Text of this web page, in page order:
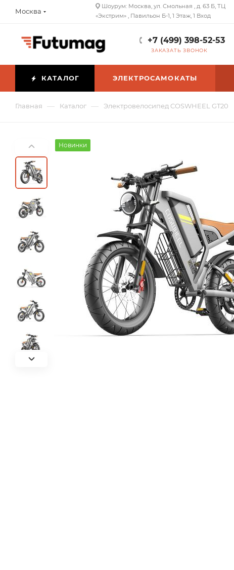
Москва
Шоурум: Москва, ул. Смольная , д. 63 Б, ТЦ
«Экстрим» , Павильон Б-1, 1 Этаж, 1 Вход
+7 (499) 398-52-53
ЗАКАЗАТЬ ЗВОНОК
КАТАЛОГ ЭЛЕКТРОСАМОКАТЫ
Главная — Каталог — Электровелосипед COSWHEEL GT20
Новинки